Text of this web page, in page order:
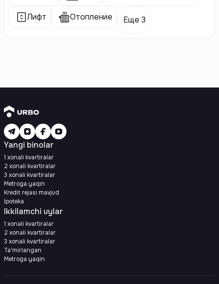
Лифт Отопление Еще 3
Yangi binolar
1 xonali kvartiralar
2 xonali kvartiralar
3 xonali kvartiralar
Metroga yaqin
Kredit rejasi mavjud
Ipoteka
Ikkilamchi uylar
1 xonali kvartiralar
2 xonali kvartiralar
3 xonali kvartiralar
Ta'mirlangan
Metroga yaqin